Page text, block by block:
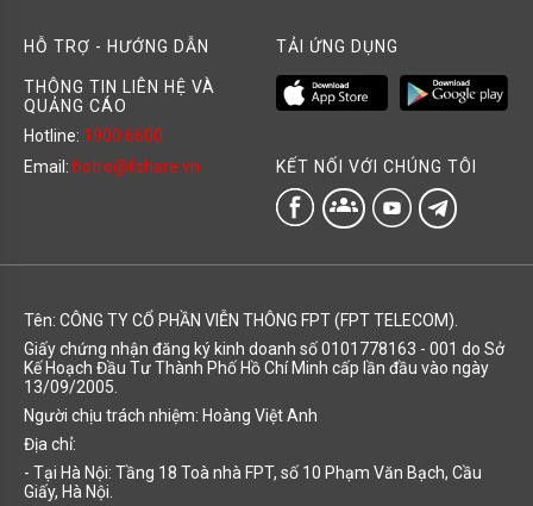
HỖ TRỢ - HƯỚNG DẪN
THÔNG TIN LIÊN HỆ VÀ
QUẢNG CÁO
Hotline: 1900 6600
Email: hotro@fshare.vn
TẢI ỨNG DỤNG
KẾT NỐI VỚI CHÚNG TÔI
groups
Tên: CÔNG TY CỔ PHẦN VIỄN THÔNG FPT (FPT TELECOM).
Giấy chứng nhận đăng ký kinh doanh số 0101778163 - 001 do Sở
Kế Hoạch Đầu Tư Thành Phố Hồ Chí Minh cấp lần đầu vào ngày
13/09/2005.
Người chịu trách nhiệm: Hoàng Việt Anh
Địa chỉ:
- Tại Hà Nội: Tầng 18 Toà nhà FPT, số 10 Phạm Văn Bạch, Cầu
Giấy, Hà Nội.